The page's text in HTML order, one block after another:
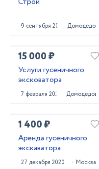
9 сентября 2023 Домодедово
15 000 ₽
Услуги гусеничного
эксковатора
7 февраля 2022 Домодедово
1 400 ₽
Аренда гусеничного
экскаватора
27 декабря 2020 Москва